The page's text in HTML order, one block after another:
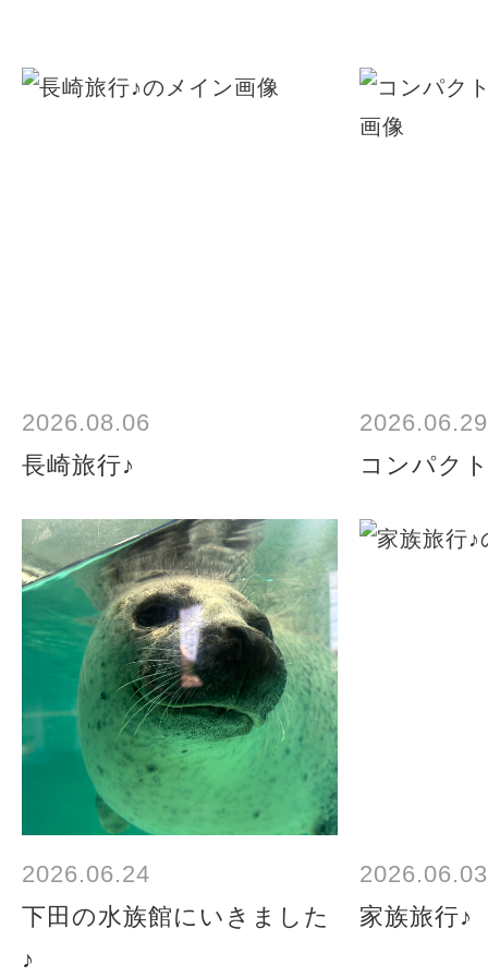
2026.08.06
長崎旅行♪
2026.06.29
コンパク
2026.06.24
下田の水族館にいきました
♪
2026.06.03
家族旅行♪